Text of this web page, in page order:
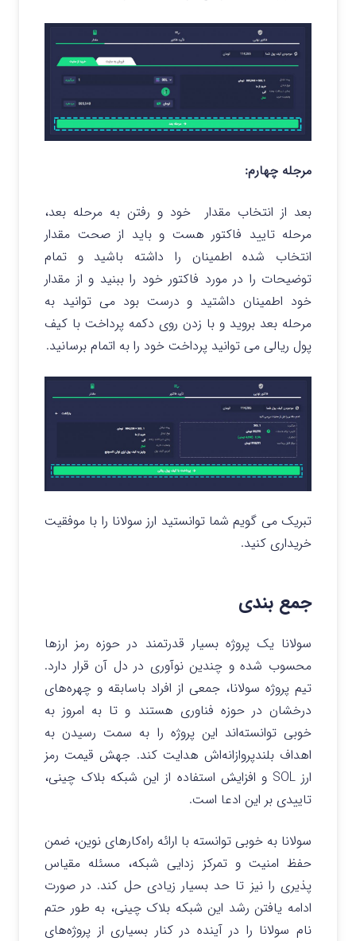
مرجله چهارم:
بعد از انتخاب مقدار خود و رفتن به مرحله بعد،
مرحله تایید فاکتور هست و باید از صحت مقدار
انتخاب شده اطمینان را داشته باشید و تمام
توضیحات را در مورد فاکتور خود را ببنید و از مقدار
خود اطمینان داشتید و درست بود می توانید به
مرحله بعد بروید و با زدن روی دکمه پرداخت با کیف
پول ریالی می توانید پرداخت خود را به اتمام برسانید.
تبریک می گویم شما توانستید ارز سولانا را با موفقیت
خریداری کنید.
جمع بندی
سولانا یک پروژه بسیار قدرتمند در حوزه رمز ارزها
محسوب شده و چندین نوآوری در دل آن قرار دارد.
تیم پروژه سولانا، جمعی از افراد باسابقه و چهره‌های
درخشان در حوزه فناوری هستند و تا به امروز به
خوبی توانسته‌اند این پروژه را به سمت رسیدن به
اهداف بلندپروازانه‌اش هدایت کند. جهش قیمت رمز
ارز SOL و افزایش استفاده از این شبکه بلاک چینی،
تاییدی بر این ادعا است.
سولانا به خوبی توانسته با ارائه راه‌کارهای نوین، ضمن
حفظ امنیت و تمرکز زدایی شبکه، مسئله مقیاس
پذیری را نیز تا حد بسیار زیادی حل کند. در صورت
ادامه یافتن رشد این شبکه بلاک چینی، به طور حتم
نام سولانا را در آینده در کنار بسیاری از پروژه‌های